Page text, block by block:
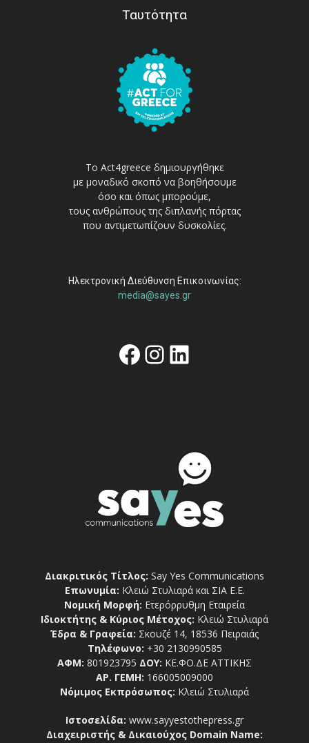
Ταυτότητα
Το Act4greece δημιουργήθηκε
με μοναδικό σκοπό να βοηθήσουμε
όσο και όπως μπορούμε,
τους ανθρώπους της διπλανής πόρτας
που αντιμετωπίζουν δυσκολίες.
Ηλεκτρονική Διεύθυνση Επικοινωνίας:
media@sayes.gr
Facebook
Instagram
Linkedin
Διακριτικός Τίτλος: Say Yes Communications
Επωνυμία: Κλειώ Στυλιαρά και ΣΙΑ Ε.Ε.
Νομική Μορφή: Ετερόρρυθμη Εταιρεία
Ιδιοκτήτης & Κύριος Μέτοχος: Κλειώ Στυλιαρά
Έδρα & Γραφεία: Σκουζέ 14, 18536 Πειραιάς
Τηλέφωνο: +30 2130990585
ΑΦΜ: 801923795 ΔΟΥ: ΚΕ.ΦΟ.ΔΕ ΑΤΤΙΚΗΣ
ΑΡ. ΓΕΜΗ: 166005009000
Νόμιμος Εκπρόσωπος: Κλειώ Στυλιαρά
Ιστοσελίδα: www.sayyestothepress.gr
Διαχειριστής & Δικαιούχος Domain Name: